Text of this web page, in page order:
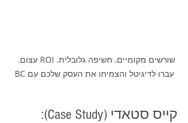
שורשים מקומיים. חשיפה גלובלית. ROI עצום.
עברו לדיגיטל והצמיחו את העסק שלכם עם BC
קייס סטאדי (Case Study):